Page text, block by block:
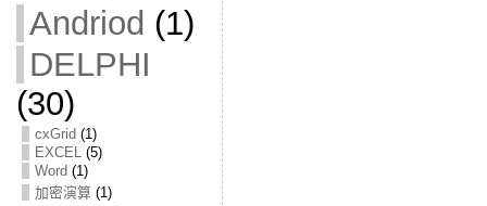
Andriod (1)
DELPHI
(30)
cxGrid (1)
EXCEL(5)
Word (1)
加密演算(1)